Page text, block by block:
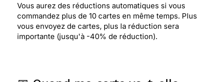
Vous aurez des réductions automatiques si vous
commandez plus de 10 cartes en même temps. Plus
vous envoyez de cartes, plus la réduction sera
importante (jusqu'à -40% de réduction).